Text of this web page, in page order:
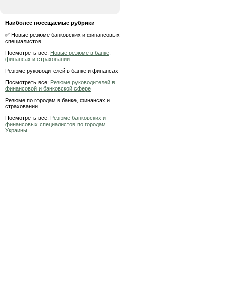
Наиболее посещаемые рубрики
✅ Новые резюме банковских и финансовых
специалистов
Посмотреть все: Новые резюме в банке,
финансах и страховании
Резюме руководителей в банке и финансах
Посмотреть все: Резюме руководителей в
финансовой и банковской сфере
Резюме по городам в банке, финансах и
страховании
Посмотреть все: Резюме банковских и
финансовых специалистов по городам
Украины